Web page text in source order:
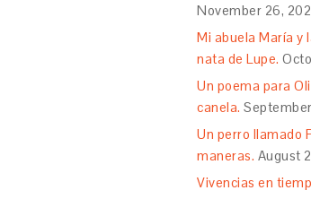
November 26,
Mi abuela María y
nata de Lupe.
Un poema para
canela.
Un perro llamado
maneras. August
Vivencias en